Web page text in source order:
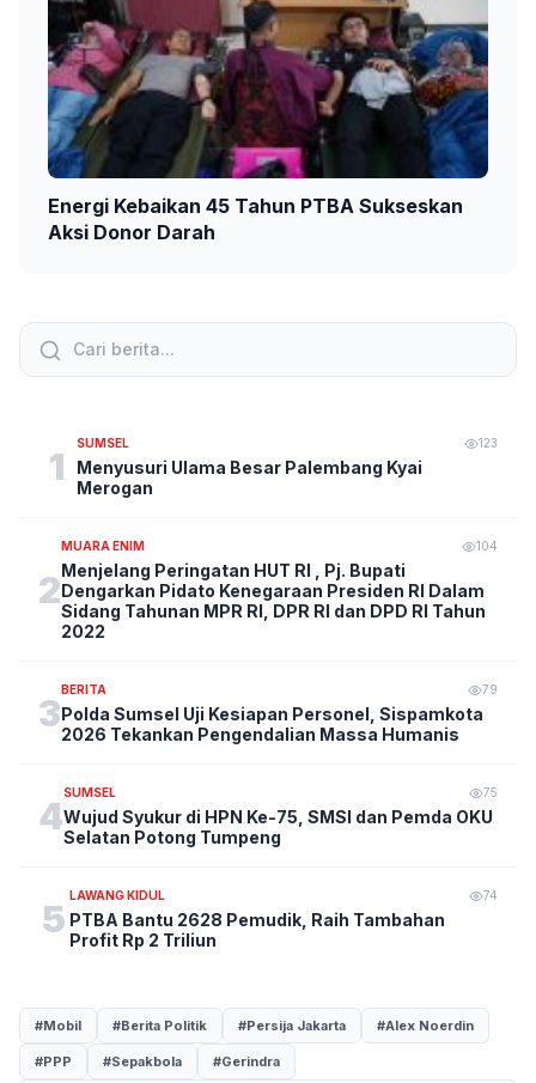
Energi Kebaikan 45 Tahun PTBA Sukseskan
Aksi Donor Darah
1
SUMSEL 123
Menyusuri Ulama Besar Palembang Kyai
Merogan
2
MUARA ENIM 104
Menjelang Peringatan HUT RI , Pj. Bupati
Dengarkan Pidato Kenegaraan Presiden RI Dalam
Sidang Tahunan MPR RI, DPR RI dan DPD RI Tahun
2022
3
BERITA 79
Polda Sumsel Uji Kesiapan Personel, Sispamkota
2026 Tekankan Pengendalian Massa Humanis
4
SUMSEL 75
Wujud Syukur di HPN Ke-75, SMSI dan Pemda OKU
Selatan Potong Tumpeng
5
LAWANG KIDUL 74
PTBA Bantu 2628 Pemudik, Raih Tambahan
Profit Rp 2 Triliun
#Mobil #Berita Politik #Persija Jakarta #Alex Noerdin
#PPP #Sepakbola #Gerindra